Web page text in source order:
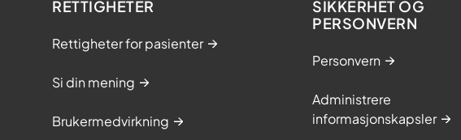
RETTIGHETER
Rettigheter for pasienter
Si din mening
Brukermedvirkning
SIKKERHET OG
PERSONVERN
Personvern
Administrere
informasjonskapsler